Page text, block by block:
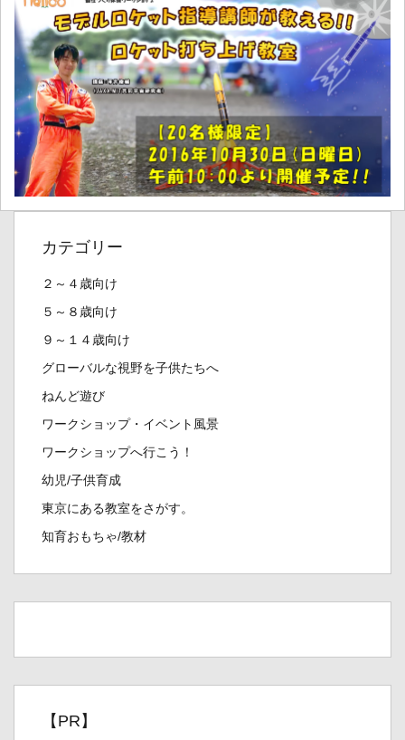
カテゴリー
２～４歳向け
５～８歳向け
９～１４歳向け
グローバルな視野を子供たちへ
ねんど遊び
ワークショップ・イベント風景
ワークショップへ行こう！
幼児/子供育成
東京にある教室をさがす。
知育おもちゃ/教材
【PR】